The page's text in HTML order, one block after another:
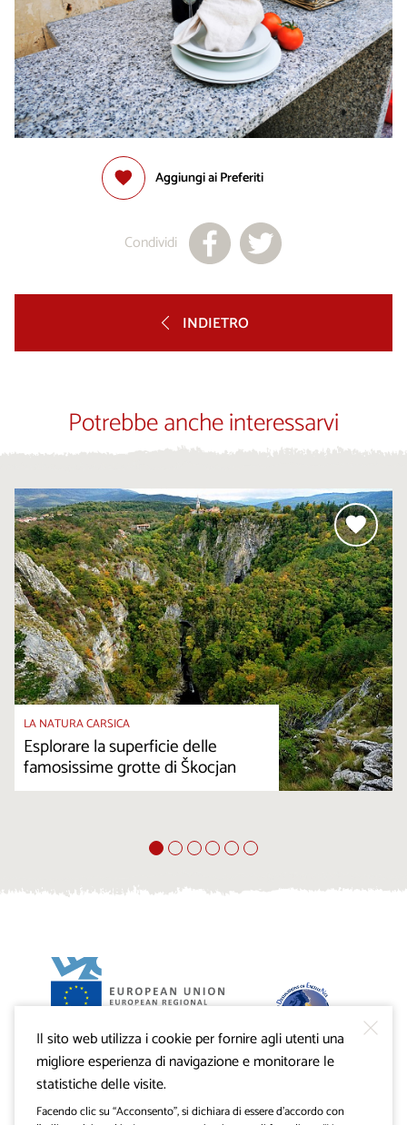
Aggiungi ai Preferiti
Condividi
INDIETRO
Potrebbe anche interessarvi
LA NATURA CARSICA
Esplorare la superficie delle
famosissime grotte di Škocjan
Progetto VisitKras. L’investimento è cofinanziato dalla
Repubblica di Slovenia e dal Fondo europeo di sviluppo
regionale dell’Unione Europea.
Il sito web utilizza i cookie per fornire agli utenti una
migliore esperienza di navigazione e monitorare le
statistiche delle visite.
Facendo clic su “Acconsento”, si dichiara di essere d’accordo con